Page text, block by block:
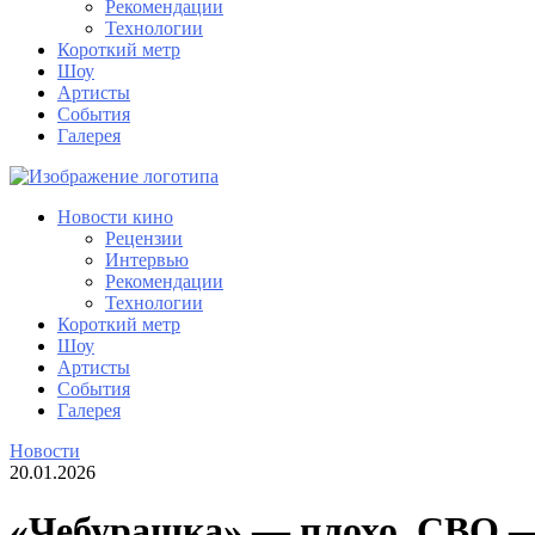
Рекомендации
Технологии
Короткий метр
Шоу
Артисты
События
Галерея
Новости кино
Рецензии
Интервью
Рекомендации
Технологии
Короткий метр
Шоу
Артисты
События
Галерея
Новости
20.01.2026